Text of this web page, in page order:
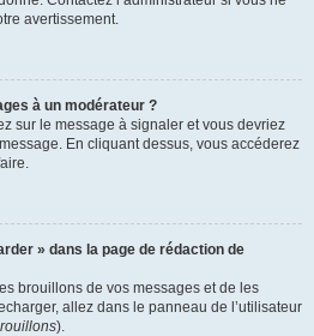
avertissement.
à un modérateur ?
sur le message à signaler et vous devriez
En cliquant dessus, vous accéderez
» dans la page de rédaction de
brouillons de vos messages et de les
allez dans le panneau de l’utilisateur
).